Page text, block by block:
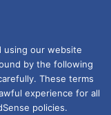
using our website
by the following
These terms
experience for all
policies.